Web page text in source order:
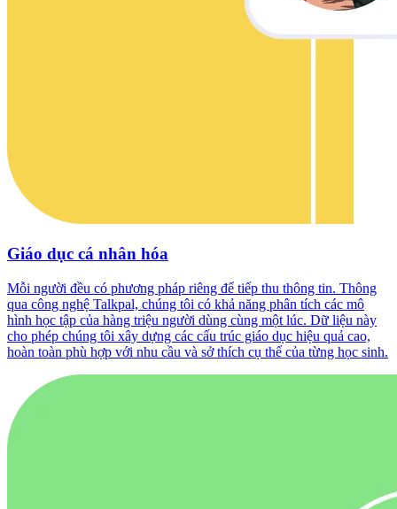
Giáo dục cá nhân hóa
Mỗi người đều có phương pháp riêng để tiếp thu thông tin. Thông
qua công nghệ Talkpal, chúng tôi có khả năng phân tích các mô
hình học tập của hàng triệu người dùng cùng một lúc. Dữ liệu này
cho phép chúng tôi xây dựng các cấu trúc giáo dục hiệu quả cao,
hoàn toàn phù hợp với nhu cầu và sở thích cụ thể của từng học sinh.